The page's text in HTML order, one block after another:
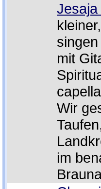
Jesaja
mit
Wir
im